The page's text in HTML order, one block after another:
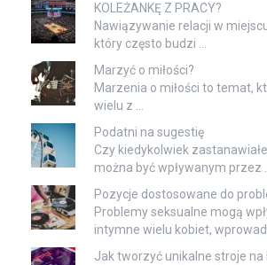
KOLEŻANKĘ Z PRACY?
Nawiązywanie relacji w
który często budzi …
Marzyć o miłości?
Marzenia o miłości to temat,
wielu z …
Podatni na sugestię
Czy kiedykolwiek
można być wpływanym przez
Pozycje dostosowane do
Problemy seksualne mogą
intymne wielu kobiet,
Jak tworzyć unikalne stroje